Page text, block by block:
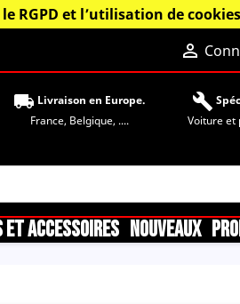
RGPD et l’utilisation de cookies

local_shipping Livraison en Europe.
France, Belgique, ....
build
Voiture et
ACCESSOIRES NOUVEAUX